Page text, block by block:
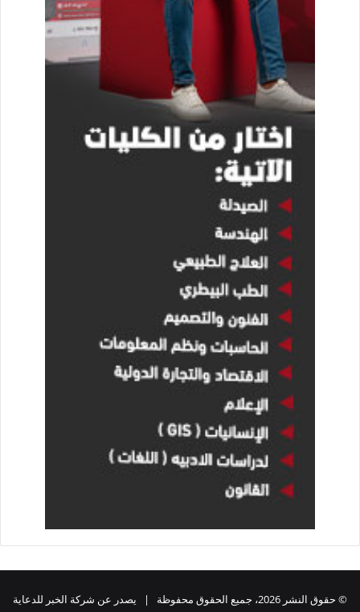
© حقوق النشر 2026، جميع الحقوق محفوظة | يصدر عن شركة الخبر للدعاية